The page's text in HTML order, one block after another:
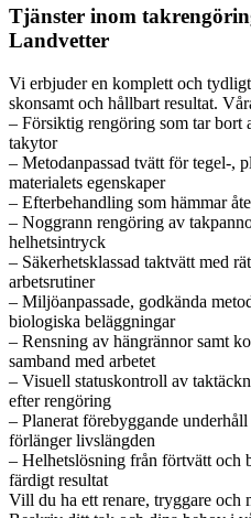
Tjänster inom
Landvetter
Vi erbjuder en komplett och
skonsamt och hållbart resultat.
– Försiktig rengöring som tar bort
takytor
– Metodanpassad tvätt för tegel-,
materialets egenskaper
– Efterbehandling som hämmar
– Noggrann rengöring av
helhetsintryck
– Säkerhetsklassad taktvätt med
arbetsrutiner
– Miljöanpassade, godkända
biologiska beläggningar
– Rensning av hängrännor samt
samband med arbetet
– Visuell statuskontroll av
efter rengöring
– Planerat förebyggande
förlänger livslängden
– Helhetslösning från förtvätt och
färdigt resultat
Vill du ha ett renare, tryggare och